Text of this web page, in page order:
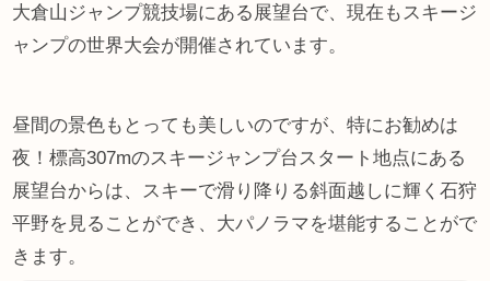
大倉山ジャンプ競技場にある展望台で、現在もスキージ
ャンプの世界大会が開催されています。
昼間の景色もとっても美しいのですが、特にお勧めは
夜！標高307mのスキージャンプ台スタート地点にある
展望台からは、スキーで滑り降りる斜面越しに輝く石狩
平野を見ることができ、大パノラマを堪能することがで
きます。